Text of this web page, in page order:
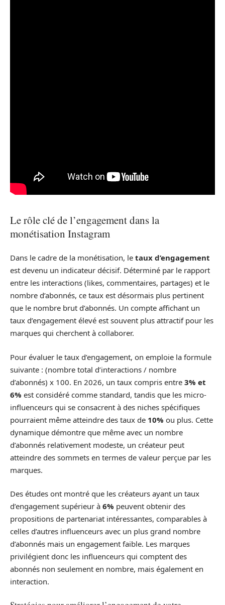
Le rôle clé de l’engagement dans la
monétisation Instagram
Dans le cadre de la monétisation, le taux d’engagement
est devenu un indicateur décisif. Déterminé par le rapport
entre les interactions (likes, commentaires, partages) et le
nombre d’abonnés, ce taux est désormais plus pertinent
que le nombre brut d’abonnés. Un compte affichant un
taux d’engagement élevé est souvent plus attractif pour les
marques qui cherchent à collaborer.
Pour évaluer le taux d’engagement, on emploie la formule
suivante : (nombre total d’interactions / nombre
d’abonnés) x 100. En 2026, un taux compris entre 3% et
6% est considéré comme standard, tandis que les micro-
influenceurs qui se consacrent à des niches spécifiques
pourraient même atteindre des taux de 10% ou plus. Cette
dynamique démontre que même avec un nombre
d’abonnés relativement modeste, un créateur peut
atteindre des sommets en termes de valeur perçue par les
marques.
Des études ont montré que les créateurs ayant un taux
d’engagement supérieur à 6% peuvent obtenir des
propositions de partenariat intéressantes, comparables à
celles d’autres influenceurs avec un plus grand nombre
d’abonnés mais un engagement faible. Les marques
privilégient donc les influenceurs qui comptent des
abonnés non seulement en nombre, mais également en
interaction.